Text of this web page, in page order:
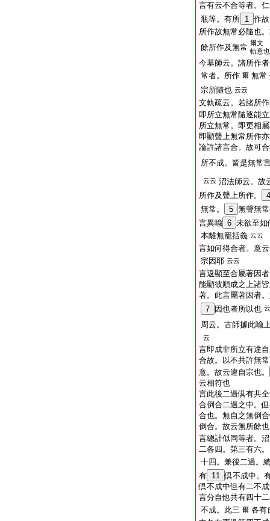
言有云不合等者。
瓶等。有所 1 作
所作故無常必隨也
餘所作及無常 爾文
軌意也
今基師云。諸所作
常者。所作 爾 無常
宗所隨也 云云
文軌疏云。若諸所
即所立無常隨逐能
所立無常。即更相
即顯聲上無常所作
論許諸言合。故可
所不成。皆是無常
云云 沼法師云。故
所作及聲上所作。
4
無常。
5 無聲無
言異喩 6 未欲至如
本離無籠括義 云云
言如何得合者。意
宗因耶 云云
言返顯至合屬著因
能顯彼順成之上諸
著。此言屬著因者
7
因也者所以也
周云。古師據此喩
云
言即成非所立有違
合故。以不共許無
意。故云違自宗也。
云相符也
言此後二過倶有共
合倒合二過之中。
合也。無自之無倒
倒合。故云無所餘也
言總計似同等者。
二各四。第三有六
十四。兼後二過。
有 11 倶不成中。
倶不成中但有二不
言分自他共有四十
不成。此三 爾 各有